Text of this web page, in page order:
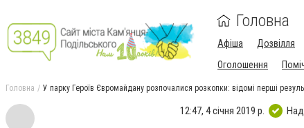
Головна
Афіша Дозвілля
Оголошення
Головна У парку Героїв Євромайдану розпочалися розкопки: відомі перші
12:47, 4 січня 2019 р.